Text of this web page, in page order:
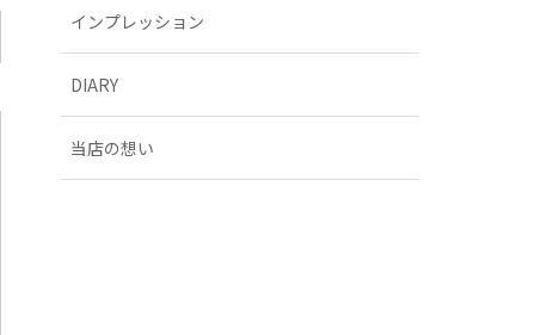
インプレッション
DIARY
当店の想い